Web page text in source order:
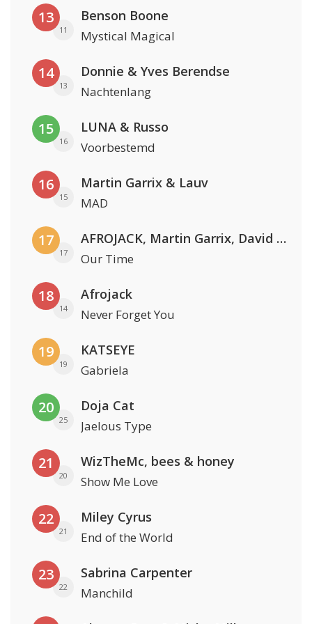
13
11
Benson Boone
Mystical Magical
14
13
Donnie & Yves Berendse
Nachtenlang
15
16
LUNA & Russo
Voorbestemd
16
15
Martin Garrix & Lauv
MAD
17
17
AFROJACK, Martin Garrix, David Guetta & Amél
Our Time
18
14
Afrojack
Never Forget You
19
19
KATSEYE
Gabriela
20
25
Doja Cat
Jaelous Type
21
20
WizTheMc, bees & honey
Show Me Love
22
21
Miley Cyrus
End of the World
23
22
Sabrina Carpenter
Manchild